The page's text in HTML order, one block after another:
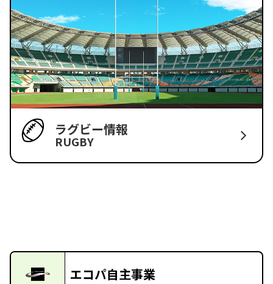
ラグビー情報
RUGBY
エコパ自主事業